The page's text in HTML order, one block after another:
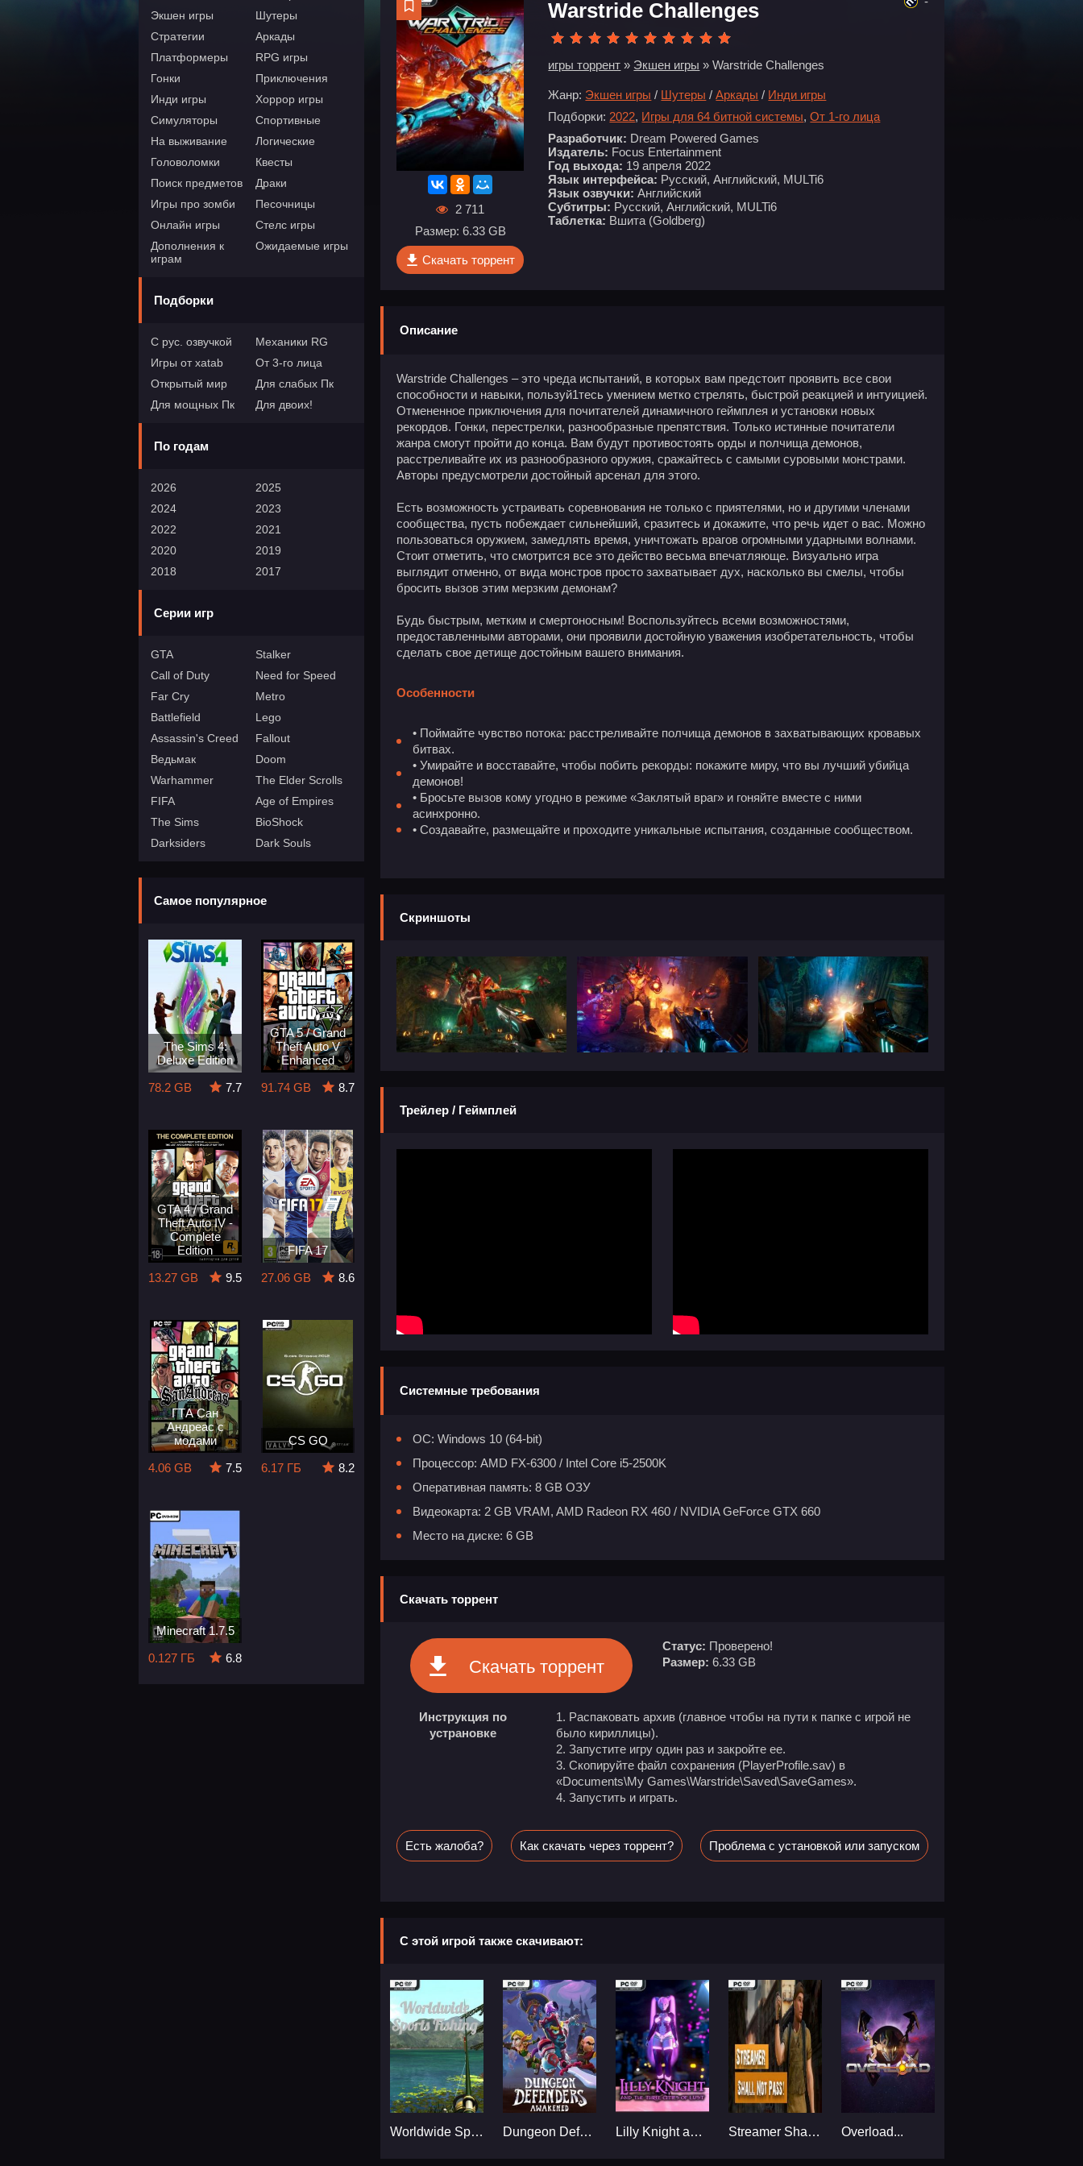
Экшен игры
Шутеры
Стратегии
Аркады
Платформеры
RPG игры
Гонки
Приключения
Инди игры
Хоррор игры
Симуляторы
Спортивные
На выживание
Логические
Головоломки
Квесты
Поиск предметов
Драки
Игры про зомби
Песочницы
Онлайн игры
Стелс игры
Дополнения к
играм
Ожидаемые игры
Подборки
С рус. озвучкой
Механики RG
Игры от xatab
От 3-го лица
Открытый мир
Для слабых Пк
Для мощных Пк
Для двоих!
По годам
2026
2025
2024
2023
2022
2021
2020
2019
2018
2017
Серии игр
GTA
Stalker
Call of Duty
Need for Speed
Far Cry
Metro
Battlefield
Lego
Assassin's Creed
Fallout
Ведьмак
Doom
Warhammer
The Elder Scrolls
FIFA
Age of Empires
The Sims
BioShock
Darksiders
Dark Souls
Самое популярное
The Sims 4:
Deluxe Edition
78.2 GB
7.7
GTA 5 / Grand
Theft Auto V
Enhanced
91.74 GB
8.7
GTA 4 / Grand
Theft Auto IV -
Complete
Edition
13.27 GB
9.5
FIFA 17
27.06 GB
8.6
ГТА Сан
Андреас с
модами
4.06 GB
7.5
CS GO
6.17 ГБ
8.2
Minecraft 1.7.5
0.127 ГБ
6.8
2 711
Размер: 6.33 GB
Скачать торрент
Warstride Challenges
игры торрент » Экшен игры » Warstride Challenges
Жанр: Экшен игры / Шутеры /Аркады / Инди игры
Подборки: 2022, Игры для 64 битной системы,От 1-го лица
Разработчик: Dream Powered Games
Издатель: Focus Entertainment
Год выхода: 19 апреля 2022
Язык интерфейса: Русский, Английский, MULTi6
Язык озвучки: Английский
Субтитры: Русский, Английский, MULTi6
Таблетка: Вшита (Goldberg)
Описание
Warstride Challenges – это чреда испытаний, в которых вам предстоит проявить все свои
способности и навыки, пользуй1тесь умением метко стрелять, быстрой реакцией и интуицией.
Отмененное приключения для почитателей динамичного геймплея и установки новых
рекордов. Гонки, перестрелки, разнообразные препятствия. Только истинные почитатели
жанра смогут пройти до конца. Вам будут противостоять орды и полчища демонов,
расстреливайте их из разнообразного оружия, сражайтесь с самыми суровыми монстрами.
Авторы предусмотрели достойный арсенал для этого.
Есть возможность устраивать соревнования не только с приятелями, но и другими членами
сообщества, пусть побеждает сильнейший, сразитесь и докажите, что речь идет о вас. Можно
пользоваться оружием, замедлять время, уничтожать врагов огромными ударными волнами.
Стоит отметить, что смотрится все это действо весьма впечатляюще. Визуально игра
выглядит отменно, от вида монстров просто захватывает дух, насколько вы смелы, чтобы
бросить вызов этим мерзким демонам?
Будь быстрым, метким и смертоносным! Воспользуйтесь всеми возможностями,
предоставленными авторами, они проявили достойную уважения изобретательность, чтобы
сделать свое детище достойным вашего внимания.
Особенности
• Поймайте чувство потока: расстреливайте полчища демонов в захватывающих кровавых
битвах.
• Умирайте и восставайте, чтобы побить рекорды: покажите миру, что вы лучший убийца
демонов!
• Бросьте вызов кому угодно в режиме «Заклятый враг» и гоняйте вместе с ними
асинхронно.
• Создавайте, размещайте и проходите уникальные испытания, созданные сообществом.
Скриншоты
Трейлер / Геймплей
Системные требования
ОС: Windows 10 (64-bit)
Процессор: AMD FX-6300 / Intel Core i5-2500K
Оперативная память: 8 GB ОЗУ
Видеокарта: 2 GB VRAM, AMD Radeon RX 460 / NVIDIA GeForce GTX 660
Место на диске: 6 GB
Скачать торрент
Скачать торрент
Статус: Проверено!
Размер: 6.33 GB
Инструкция по
устрановке
1. Распаковать архив (главное чтобы на пути к папке с игрой не
было кириллицы).
2. Запустите игру один раз и закройте ее.
3. Скопируйте файл сохранения (PlayerProfile.sav) в
«Documents\My Games\Warstride\Saved\SaveGames».
4. Запустить и играть.
Есть жалоба? Как скачать через торрент? Проблема с установкой или запуском
С этой игрой также скачивают:
Worldwide Sports Fishing... Dungeon Defenders: Awakened... Lilly Knight and the Three Cities of Lust... Streamer Shall Not Pass!... Overload...